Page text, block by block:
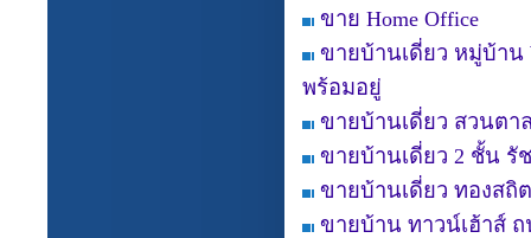
ขาย Home Office
ขายบ้านเดี่ยว หมู่บ้าน
พร้อมอยู่
ขายบ้านเดี่ยว สวนต
ขายบ้านเดี่ยว 2 ชั้น รั
ขายบ้านเดี่ยว ทองสถิ
ขายบ้าน ทาวน์เฮ้าส์